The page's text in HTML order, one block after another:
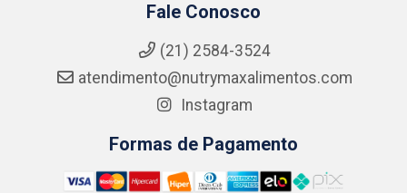
Fale Conosco
(21) 2584-3524
atendimento@nutrymaxalimentos.com
Instagram
Formas de Pagamento